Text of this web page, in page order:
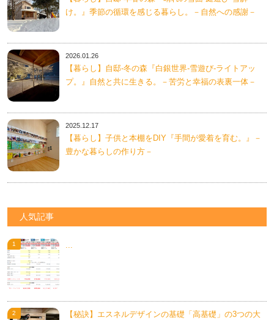
け。』季節の循環を感じる暮らし。－自然への感謝－
2026.01.26
【暮らし】自邸-冬の森『白銀世界-雪遊び-ライトアッ
プ。』自然と共に生きる。－苦労と幸福の表裏一体－
2025.12.17
【暮らし】子供と本棚をDIY『手間が愛着を育む。』－
豊かな暮らしの作り方－
人気記事
【秘訣】エスネルデザインの基礎「高基礎」の3つの大